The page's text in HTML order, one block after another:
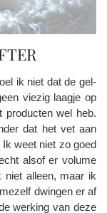
ik niet dat de gel-
viezig laagje op
producten wel heb.
dat het vet aan
Ik weet niet zo goed
alsof er volume
niet alleen, maar ik
dwingen er af
werking van deze